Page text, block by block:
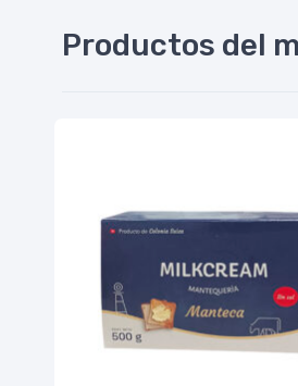
Productos del